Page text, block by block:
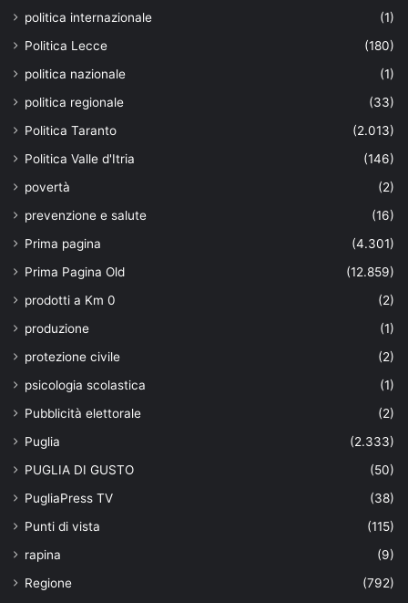
politica internazionale
(1)
Politica Lecce
(180)
politica nazionale
(1)
politica regionale
(33)
Politica Taranto
(2.013)
Politica Valle d'Itria
(146)
povertà
(2)
prevenzione e salute
(16)
Prima pagina
(4.301)
Prima Pagina Old
(12.859)
prodotti a Km 0
(2)
produzione
(1)
protezione civile
(2)
psicologia scolastica
(1)
Pubblicità elettorale
(2)
Puglia
(2.333)
PUGLIA DI GUSTO
(50)
PugliaPress TV
(38)
Punti di vista
(115)
rapina
(9)
Regione
(792)